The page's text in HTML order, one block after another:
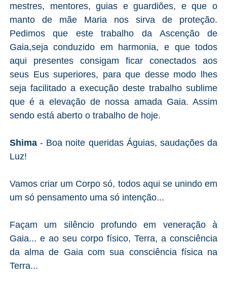
mestres, mentores, guias e guardiões, e que o
manto de mãe Maria nos sirva de proteção.
Pedimos que este trabalho da Ascenção de
Gaia,seja conduzido em harmonia, e que todos
aqui presentes consigam ficar conectados aos
seus Eus superiores, para que desse modo lhes
seja facilitado a execução deste trabalho sublime
que é a elevação de nossa amada Gaia. Assim
sendo está aberto o trabalho de hoje.
Shima- Boa noite queridas Águias, saudações da
Luz!
Vamos criar um Corpo só, todos aqui se unindo em
um só pensamento uma só intenção...
Façam um silêncio profundo em veneração à
Gaia... e ao seu corpo físico, Terra, a consciência
da alma de Gaia com sua consciência física na
Terra...